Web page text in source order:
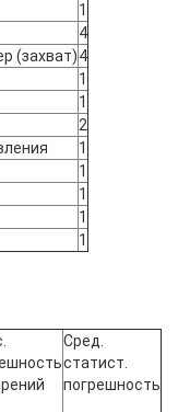
1
4
(захват)4
1
1
2
1
1
1
1
1
Сред.
статист.
погрешность